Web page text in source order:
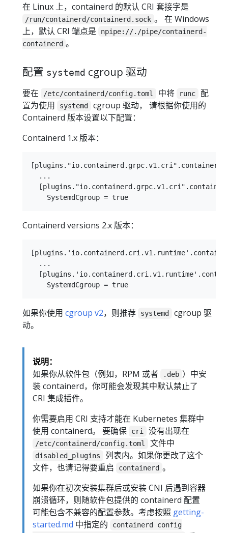
在 Linux 上，containerd 的默认 CRI 套接字是
/run/containerd/containerd.sock 。 在 Windows
上，默认 CRI 端点是
npipe://./pipe/containerd-
containerd 。
配置 systemd cgroup 驱动
要在 /etc/containerd/config.toml 中将 runc
配
置为使用
systemd
cgroup 驱动， 请根据你使用的
Containerd 版本设置以下配置：
Containerd 1.x 版本：
  ...
Containerd versions 2.x 版本：
  ...
如果你使用 cgroup v2，则推荐 systemd
cgroup 驱
动。
说明：
如果你从软件包（例如，RPM 或者
.deb ）中安
装 containerd，你可能会发现其中默认禁止了
CRI 集成插件。
你需要启用 CRI 支持才能在 Kubernetes 集群中
使用 containerd。 要确保
cri 没有出现在
/etc/containerd/config.toml 文件中
disabled_plugins
列表内。如果你更改了这个
文件，也请记得要重启
containerd 。
如果你在初次安装集群后或安装 CNI 后遇到容器
崩溃循环，则随软件包提供的 containerd 配置
可能包含不兼容的配置参数。考虑按照 getting-
started.md 中指定的
containerd config